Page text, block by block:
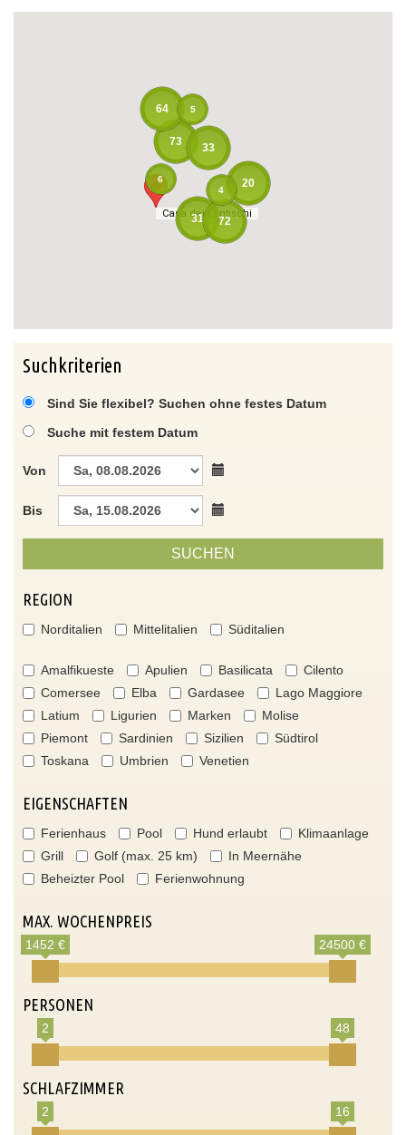
Casa dei Lentischi
31
73
64
20
72
Casa dei Lentischi
33
6
5
4
Suchkriterien
Sind Sie flexibel? Suchen ohne festes Datum
Suche mit festem Datum
Von
Bis
SUCHEN
REGION
Norditalien Mittelitalien Süditalien
Amalfikueste Apulien Basilicata
Cilento
Comersee
Elba Gardasee
Lago Maggiore
Latium
Ligurien Marken
Molise
Piemont
Sardinien Sizilien
Südtirol
Toskana
Umbrien Venetien
EIGENSCHAFTEN
Ferienhaus Pool Hund erlaubt
Klimaanlage
Grill
Golf (max. 25 km)
In Meernähe
Beheizter Pool
Ferienwohnung
MAX. WOCHENPREIS
1452 € 24500 €
PERSONEN
2 48
SCHLAFZIMMER
2 16